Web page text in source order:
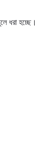
ধরা হচ্ছে।